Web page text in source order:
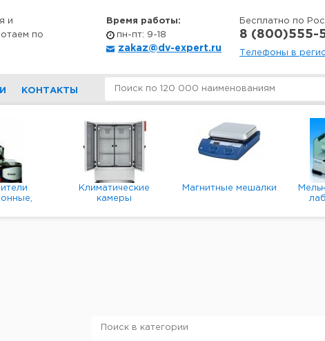
и
по
Время работы:
пн-пт: 9-18
zakaz@dv-expert.ru
Бесплатно по
8 (800)555-
Телефоны в
КОНТАКТЫ
Климатические
камеры
Магнитные мешалки